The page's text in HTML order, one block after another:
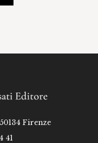
Firenze
41